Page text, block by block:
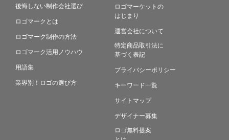
後悔しない制作会社選び
ロゴマークとは
ロゴマーク制作の方法
ロゴマーク活用ノウハウ
用語集
業界別！ロゴの選び方
ロゴマーケットの
はじまり
運営会社について
特定商品取引法に
基づく表記
プライバシーポリシー
キーワード一覧
サイトマップ
デザイナー募集
ロゴ無料提案